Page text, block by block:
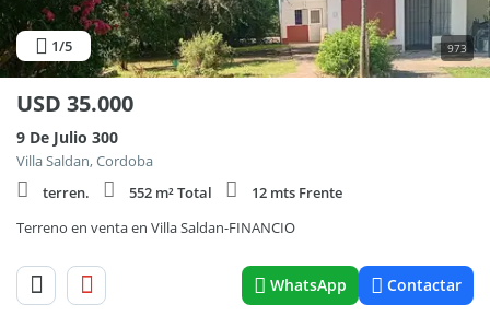
1/5 973
USD 35.000
9 De Julio 300
Villa Saldan, Cordoba
terren.
552 m² Total
12 mts Frente
Terreno en venta en Villa Saldan-FINANCIO
WhatsApp Contactar